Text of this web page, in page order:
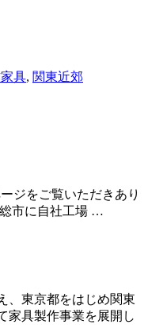
具, 関東近郊
ジをご覧いただきあり
市に自社工場 …
、東京都をはじめ関東
家具製作事業を展開し